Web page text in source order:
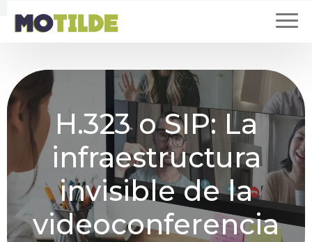
H.323 o SIP: La
infraestructura
invisible de la
videoconferencia